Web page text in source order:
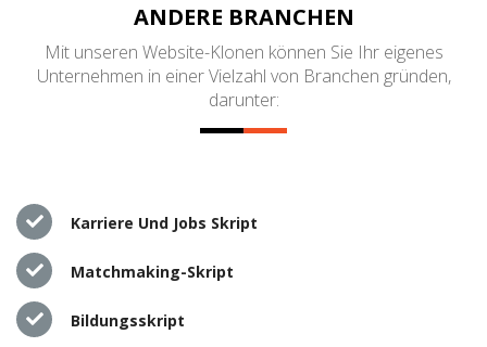
ANDERE BRANCHEN
Mit unseren Website-Klonen können Sie Ihr eigenes
Unternehmen in einer Vielzahl von Branchen gründen,
darunter:
Karriere Und Jobs Skript
Matchmaking-Skript
Bildungsskript